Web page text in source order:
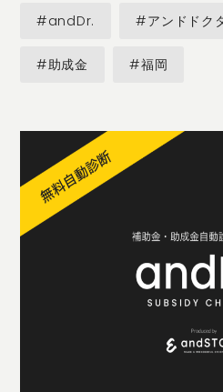
PRIVACY
POLICY
SECURITY
に基づく表
記
#andDr. #アンドドク
#助成金 #福岡